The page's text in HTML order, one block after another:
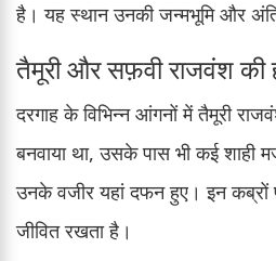
है। यह स्थान उनकी जन्मभूमि और
तैमूरी और सफ़वी राजवंश की
दरगाह के विभिन्न आंगनों में तैमूरी
बनवाया था, उसके पास भी कई शाही
उनके वजीर यहां दफन हुए। इन
जीवित रखता है।